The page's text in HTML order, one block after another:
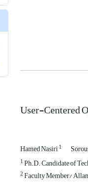
User-Centered
Hamed Nasiri1
1Ph.D. Candidate of
2Faculty Member/